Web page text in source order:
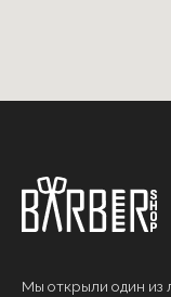
Мы открыли один из